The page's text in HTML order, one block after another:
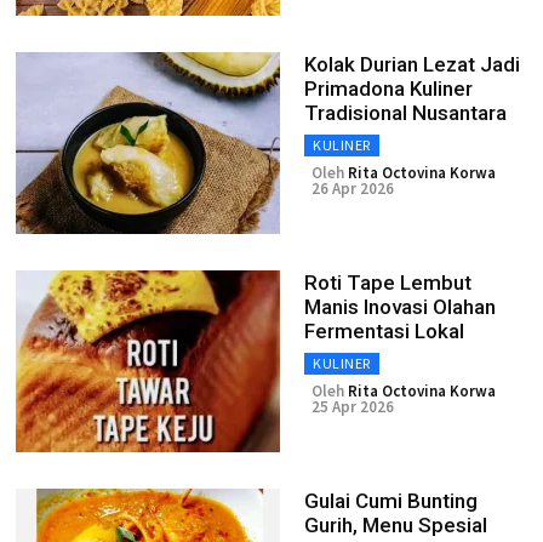
Kolak Durian Lezat Jadi
Primadona Kuliner
Tradisional Nusantara
KULINER
Oleh Rita Octovina Korwa
26 Apr 2026
Roti Tape Lembut
Manis Inovasi Olahan
Fermentasi Lokal
KULINER
Oleh Rita Octovina Korwa
25 Apr 2026
Gulai Cumi Bunting
Gurih, Menu Spesial